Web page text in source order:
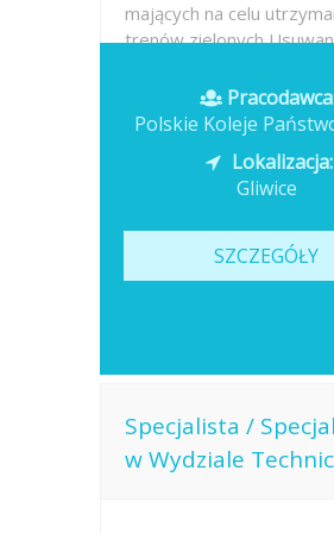
mających na celu
trenów zielonych
Opublikowano: dzisiaj
Polskie Koleje
Lokalizacja:
Gliwice
SZCZEGÓŁY
Specjalista /
w Wydziale